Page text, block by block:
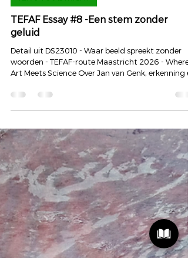
TEFAF MAASTRICHT
TEFAF Essay #8 -Een stem zonder
geluid
Detail uit DS23010 - Waar beeld spreekt zonder
woorden - TEFAF-route Maastricht 2026 - Where
Art Meets Science Over Jan van Genk, erkenning
horen voorbij het oor. Dit blog maakt deel uit van
een reeks die ontstond tijdens de tentoonstelling
van het tweeluik DS23010 in de etalage van Bart
Hauben Hairstudio tijdens TEFAF Maastricht. In